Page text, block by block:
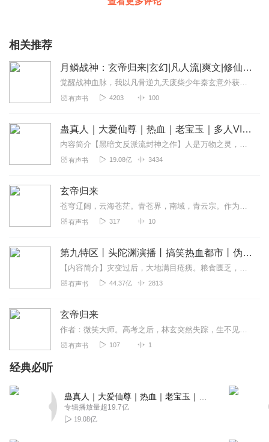
能不能不要钱啊，我没钱买了，
2019-03-31
薄指芊芊人缱绻
2019-01-13
唯壹得唯壹
2019-01-22
梦！哈哈
2021-07-18
秦芷溪最后在一起么？第几集呀？
2019-02-04
懵比树上懵逼果，懵逼树下你和我。懵逼树下排排坐，一人
懵逼魂，懵逼魂中懵逼人。一人一个懵逼魂，人生懵逼最销
魂。一人一座懵逼坟，来世还做懵逼人。
2022-03-16
相关推荐
月鳞战神：玄帝归来|玄幻|凡人流|爽文|修仙|升级
觉醒战神血脉，我以凡骨逆九天废柴少年秦玄意外获得战神传承，从此逆天改命！从凝气小修到元婴大佬，一路开挂收神兽、夺神器、破摄魂术…最绝的是他和飞虎的兄弟情！一个嘴...
有声书 4203 100
蛊真人｜大爱仙尊｜热血｜老宝玉｜多人VIP免费有声剧
内容简介【黑暗文反派流封神之作】人是万物之灵，蛊是天地真精。一个穿越者不断重生的故事。一个养蛊、炼蛊、用蛊的奇特世界。配音组（男角色）老宝玉旁白...
有声书 19.08亿 3434
玄帝归来
苍穹辽阔，云海苍茫。青苍界，南域，青云宗。作为南域境内数一数二的修真宗门，青云宗坐拥连绵万里的灵脉，山间云雾缭绕，灵气氤氲，一座座古朴殿宇错落有致地矗立在群山之...
有声书 317 10
第九特区丨头陀渊演播丨搞笑热血都市丨伪戒丨VIP免费多人有声剧
【内容简介】灾变过后，大地满目疮痍。粮食匮乏，资源紧俏，局势混乱……一位从待规划区杀出来的青年，背对着漫天黄沙，孤身来到九区谋生，却不曾想偶然结识三五好友，一念...
有声书 44.37亿 2813
玄帝归来
作者：微笑大师。高考之后，林玄突然失踪，生不见人，死不见尸，没人知道他其实是被人沉入龙湖，然而三十天后，他又从湖里爬了出来！
有声书 107 1
经典必听
专辑播放量超19.7亿
19.08亿